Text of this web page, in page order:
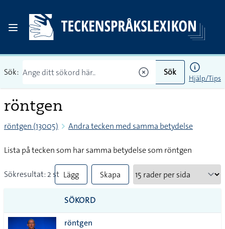
Sök: Sök
Hjälp/Tips
röntgen
röntgen (13005) Andra tecken med samma betydelse
Lista på tecken som har samma betydelse som röntgen
Sökresultat: 2 st Lägg
till
alla i
Skapa
SÖKORD
röntgen